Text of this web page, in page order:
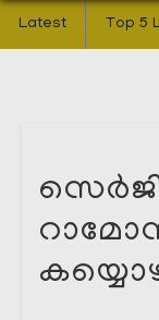
Latest Top 5